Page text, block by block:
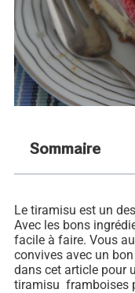
Sommaire
Le tiramisu est un
Avec les bons
facile à faire. Vous
convives avec un
dans cet article pour
tiramisu framboises